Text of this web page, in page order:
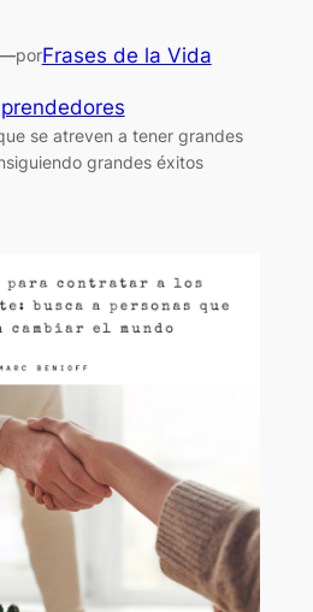
porFrases de la Vida
se atreven a tener grandes
grandes éxitos